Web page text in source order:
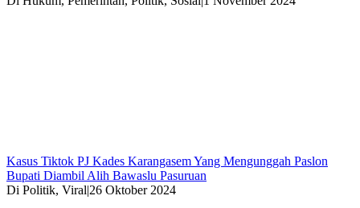
Kasus Tiktok PJ Kades Karangasem Yang Mengunggah Paslon
Bupati Diambil Alih Bawaslu Pasuruan
Di Politik, Viral|26 Oktober 2024